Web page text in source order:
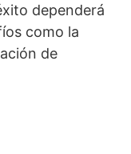
dependerá
como la
de